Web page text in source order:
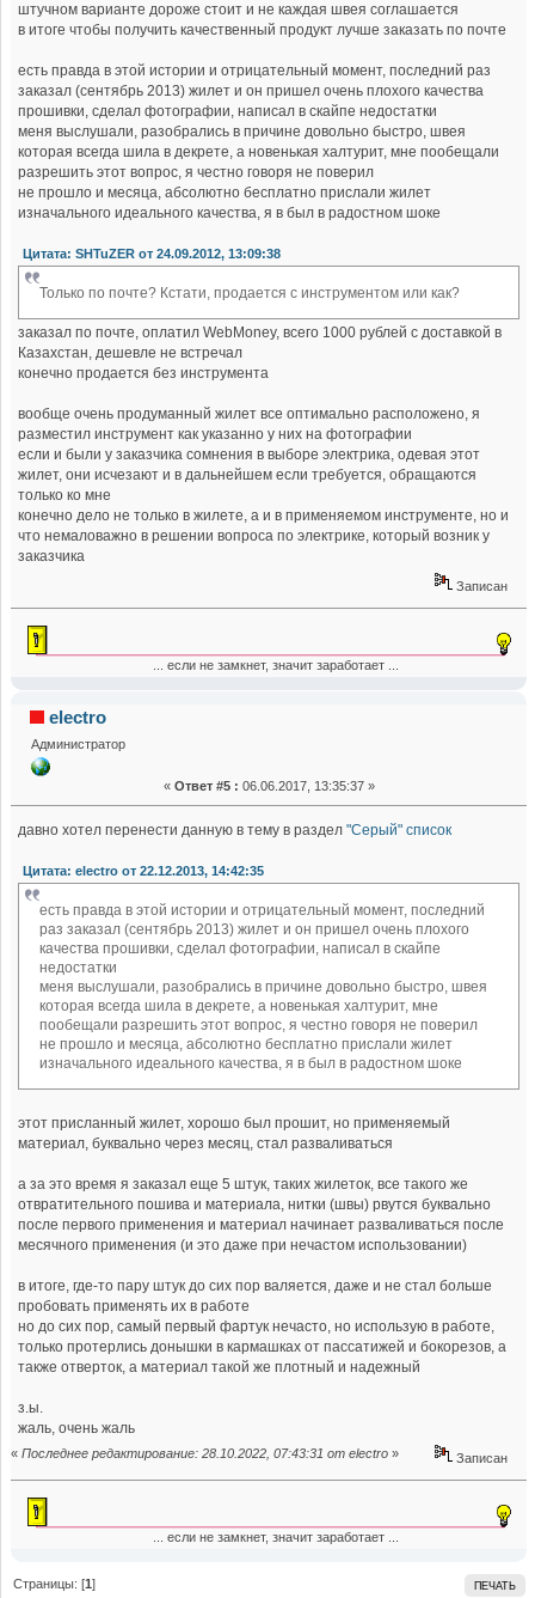
штучном варианте дороже стоит и не каждая швея соглашается
в итоге чтобы получить качественный продукт лучше заказать по почте
есть правда в этой истории и отрицательный момент, последний раз
заказал (сентябрь 2013) жилет и он пришел очень плохого качества
прошивки, сделал фотографии, написал в скайпе недостатки
меня выслушали, разобрались в причине довольно быстро, швея
которая всегда шила в декрете, а новенькая халтурит, мне пообещали
разрешить этот вопрос, я честно говоря не поверил
не прошло и месяца, абсолютно бесплатно прислали жилет
изначального идеального качества, я в был в радостном шоке
Цитата: SHTuZER от 24.09.2012, 13:09:38
Только по почте? Кстати, продается с инструментом или как?
заказал по почте, оплатил WebMoney, всего 1000 рублей с доставкой в
Казахстан, дешевле не встречал
конечно продается без инструмента
вообще очень продуманный жилет все оптимально расположено, я
разместил инструмент как указанно у них на фотографии
если и были у заказчика сомнения в выборе электрика, одевая этот
жилет, они исчезают и в дальнейшем если требуется, обращаются
только ко мне
конечно дело не только в жилете, а и в применяемом инструменте, но и
что немаловажно в решении вопроса по электрике, который возник у
заказчика
Записан
... если не замкнет, значит заработает ...
electro
Администратор
« Ответ #5 : 06.06.2017, 13:35:37 »
давно хотел перенести данную в тему в раздел"Серый" список
Цитата: electro от 22.12.2013, 14:42:35
есть правда в этой истории и отрицательный момент, последний
раз заказал (сентябрь 2013) жилет и он пришел очень плохого
качества прошивки, сделал фотографии, написал в скайпе
недостатки
меня выслушали, разобрались в причине довольно быстро, швея
которая всегда шила в декрете, а новенькая халтурит, мне
пообещали разрешить этот вопрос, я честно говоря не поверил
не прошло и месяца, абсолютно бесплатно прислали жилет
изначального идеального качества, я в был в радостном шоке
этот присланный жилет, хорошо был прошит, но применяемый
материал, буквально через месяц, стал разваливаться
а за это время я заказал еще 5 штук, таких жилеток, все такого же
отвратительного пошива и материала, нитки (швы) рвутся буквально
после первого применения и материал начинает разваливаться после
месячного применения (и это даже при нечастом использовании)
в итоге, где-то пару штук до сих пор валяется, даже и не стал больше
пробовать применять их в работе
но до сих пор, самый первый фартук нечасто, но использую в работе,
только протерлись донышки в кармашках от пассатижей и бокорезов, а
также отверток, а материал такой же плотный и надежный
з.ы.
жаль, очень жаль
« Последнее редактирование: 28.10.2022, 07:43:31 от electro » Записан
... если не замкнет, значит заработает ...
ПЕЧАТЬ
Страницы: [1]